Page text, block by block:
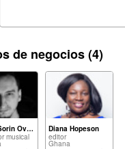
de negocios (4)
Andrei Sorin Ovezea
musical
Diana Hopeson
editor
Ghana